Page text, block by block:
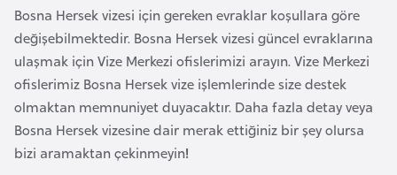
İ
ş
l
e
m
l
e
r
Bosna Hersek vizesi için gereken evraklar koşullara göre
değişebilmektedir. Bosna Hersek vizesi güncel evraklarına
ulaşmak için Vize Merkezi ofislerimizi arayın. Vize Merkezi
ofislerimiz Bosna Hersek vize işlemlerinde size destek
olmaktan memnuniyet duyacaktır. Daha fazla detay veya
Bosna Hersek vizesine dair merak ettiğiniz bir şey olursa
bizi aramaktan çekinmeyin!
r
y
a
A
z
e